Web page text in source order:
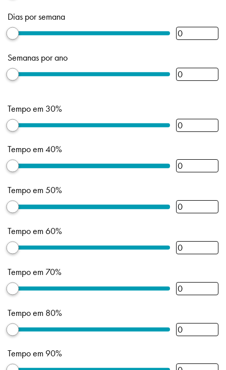
Dias por semana
Semanas por ano
Tempo em 30%
Tempo em 40%
Tempo em 50%
Tempo em 60%
Tempo em 70%
Tempo em 80%
Tempo em 90%